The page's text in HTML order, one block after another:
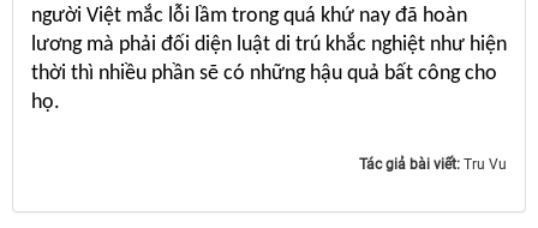
người Việt mắc lỗi lầm trong quá khứ nay đã hoàn
lương mà phải đối diện luật di trú khắc nghiệt như hiện
thời thì nhiều phần sẽ có những hậu quả bất công cho
họ.
Tác giả bài viết: Tru Vu